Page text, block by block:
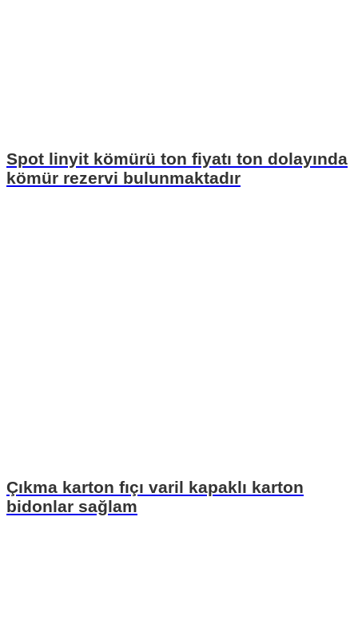
Spot linyit kömürü ton fiyatı ton dolayında
kömür rezervi bulunmaktadır
Çıkma karton fıçı varil kapaklı karton
bidonlar sağlam